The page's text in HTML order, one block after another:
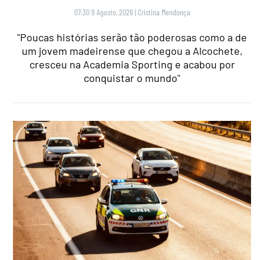
07:30 9 Agosto, 2026 | Cristina Mendonça
"Poucas histórias serão tão poderosas como a de
um jovem madeirense que chegou a Alcochete,
cresceu na Academia Sporting e acabou por
conquistar o mundo"